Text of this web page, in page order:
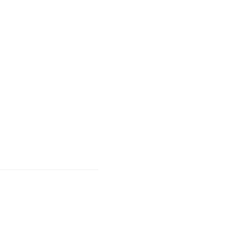
巻きま